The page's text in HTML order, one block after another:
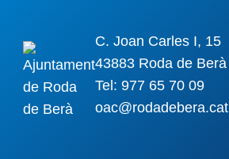
C. Joan Carles I, 15
43883 Roda de Berà
Tel: 977 65 70 09
oac@rodadebera.cat